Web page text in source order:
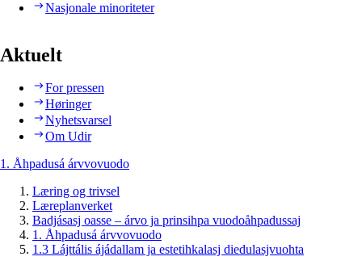
Nasjonale minoriteter
Aktuelt
For pressen
Høringer
Nyhetsvarsel
Om Udir
1. Åhpadusá árvvovuodo
Læring og trivsel
Læreplanverket
Badjásasj oasse – árvo ja prinsihpa vuodoåhpadussaj
1. Åhpadusá árvvovuodo
1.3 Lájttális ájádallam ja estetihkalasj diedulasjvuohta